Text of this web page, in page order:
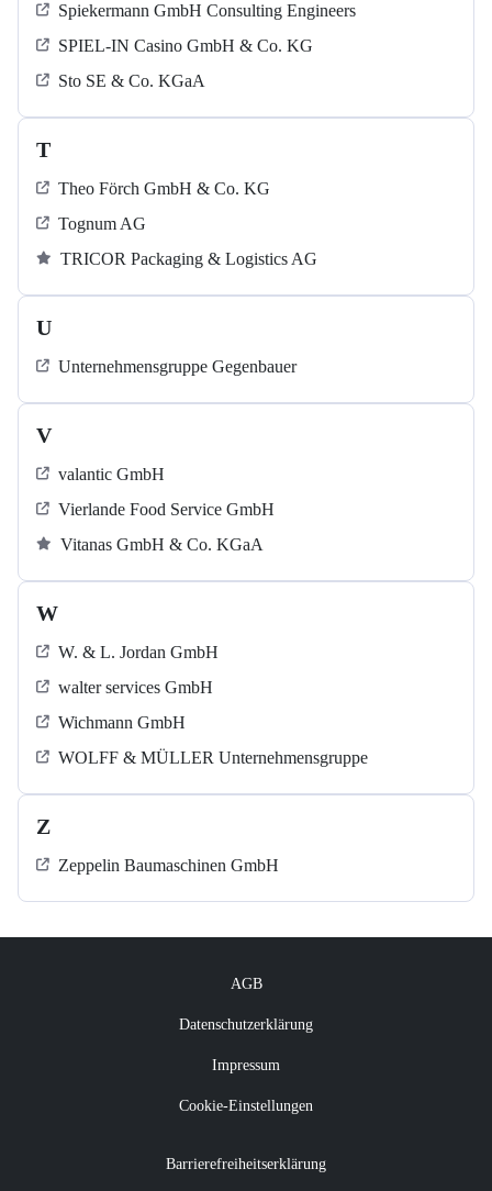
Spiekermann GmbH Consulting Engineers
SPIEL-IN Casino GmbH & Co. KG
Sto SE & Co. KGaA
T
Theo Förch GmbH & Co. KG
Tognum AG
TRICOR Packaging & Logistics AG
U
Unternehmensgruppe Gegenbauer
V
valantic GmbH
Vierlande Food Service GmbH
Vitanas GmbH & Co. KGaA
W
W. & L. Jordan GmbH
walter services GmbH
Wichmann GmbH
WOLFF & MÜLLER Unternehmensgruppe
Z
Zeppelin Baumaschinen GmbH
AGB
Datenschutzerklärung
Impressum
Cookie-Einstellungen
Barrierefreiheitserklärung